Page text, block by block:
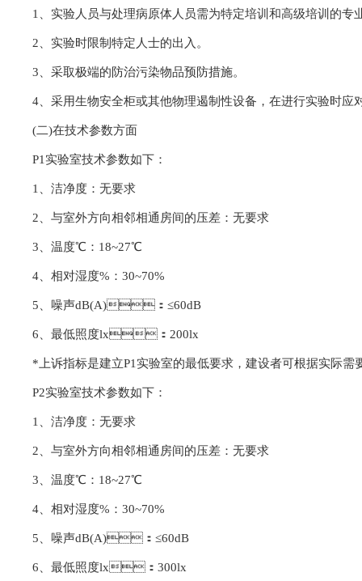
1、实验人员与处理病原体人员需为特定培训和高级培训的专业
2、实验时限制特定人士的出入。
3、采取极端的防治污染物品预防措施。
4、采用生物安全柜或其他物理遏制性设备，在进行实验时
(二)在技术参数方面
P1实验室技术参数如下：
1、洁净度：无要求
2、与室外方向相邻相通房间的压差：无要求
3、温度℃：18~27℃
4、相对湿度%：30~70%
5、噪声dB(A)：≤60dB
6、最低照度lx：200lx
*上诉指标是建立P1实验室的最低要求，建设者可根据实际需要适当
P2实验室技术参数如下：
1、洁净度：无要求
2、与室外方向相邻相通房间的压差：无要求
3、温度℃：18~27℃
4、相对湿度%：30~70%
5、噪声dB(A)：≤60dB
6、最低照度lx：300lx